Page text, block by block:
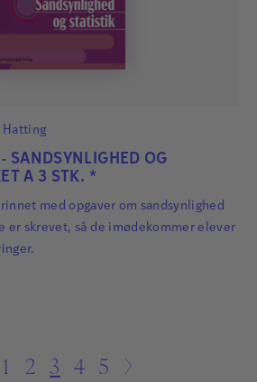
Hatting
OG
A 3 STK. *
med opgaver om sandsynlighed
er skrevet, så de imødekommer elever
1 2 3 4 5 →